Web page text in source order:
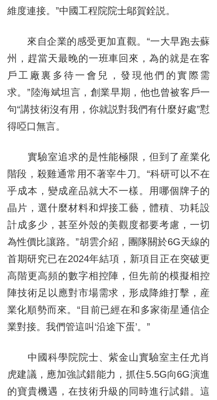
維度連接。”中國工程院院士鄔賀銓説。
來自企業的感受更加直觀。“一大早跑去蘇
州，趕當天最晚的一班車回來，為的就是在客
戶工廠裏多待一會兒，發現他們的實際需
求。”陸海斌坦言，創業早期，他也曾被客戶一
句“講技術沒有用，你就説對我們有什麼好處”懟
得啞口無言。
實驗室追求的是性能極限，但到了産業化
階段，殺雞通常用不著宰牛刀。“科研可以不在
乎成本，變成産品就大不一樣。用哪個牌子的
晶片，選什麼材料和焊接工藝，體積、功耗設
計成多少，甚至外殼的美觀度都要考慮，一切
為性價比讓路。”胡雲介紹，團隊關於6G天線的
首期研究已在2024年結項，新項目正在突破更
高階更高頻的數字相控陣，但先前的模擬相控
陣技術足以應對市場需求，形成降維打擊，産
業化順勢而來。“目前已經在和多家衛星通信企
業對接。我們管這叫‘沿途下蛋’。”
中國科學院院士、紫金山實驗室主任尤肖
虎建議，應加強試錯能力，抓住5.5G向6G演進
的寶貴機遇，在技術升級的同時進行試錯。這